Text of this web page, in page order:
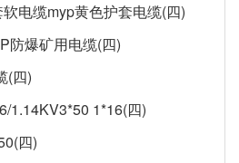
电缆myp黄色护套电缆(四)
防爆矿用电缆(四)
(四)
1.14KV3*50 1*16(四)
四)